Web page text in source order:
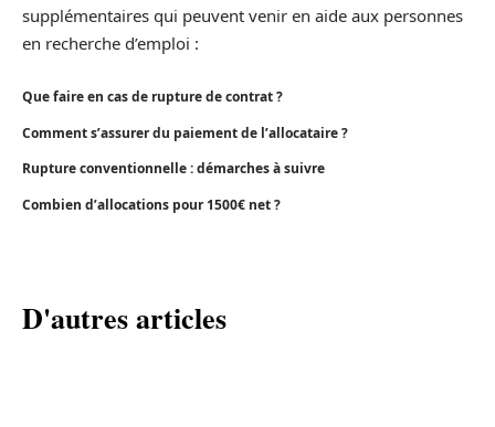
supplémentaires qui peuvent venir en aide aux personnes
en recherche d’emploi :
Que faire en cas de rupture de contrat ?
Comment s’assurer du paiement de l’allocataire ?
Rupture conventionnelle : démarches à suivre
Combien d’allocations pour 1500€ net ?
D'autres articles